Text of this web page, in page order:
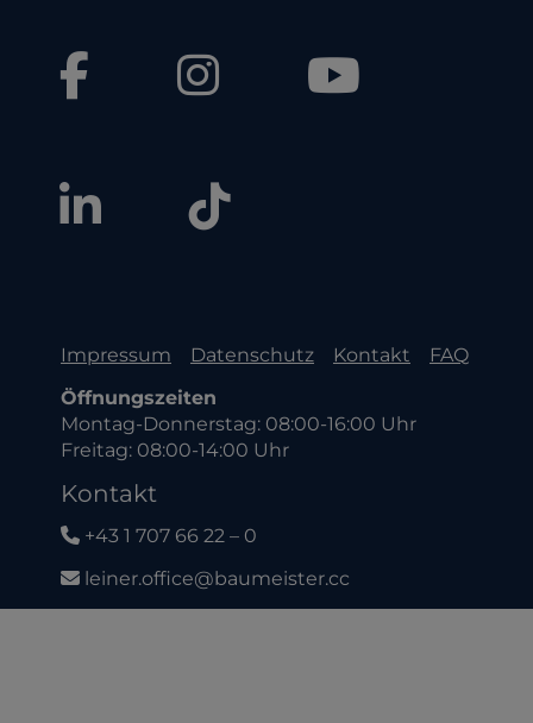
Impressum Datenschutz Kontakt
FAQ
Öffnungszeiten
Montag-Donnerstag: 08:00-16:00 Uhr
Freitag: 08:00-14:00 Uhr
Kontakt
+43 1 707 66 22 – 0
leiner.office@baumeister.cc